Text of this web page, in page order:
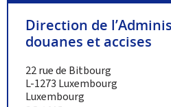
Direction de
douanes et accises
22 rue de Bitbourg
L-1273 Luxembourg
Luxembourg